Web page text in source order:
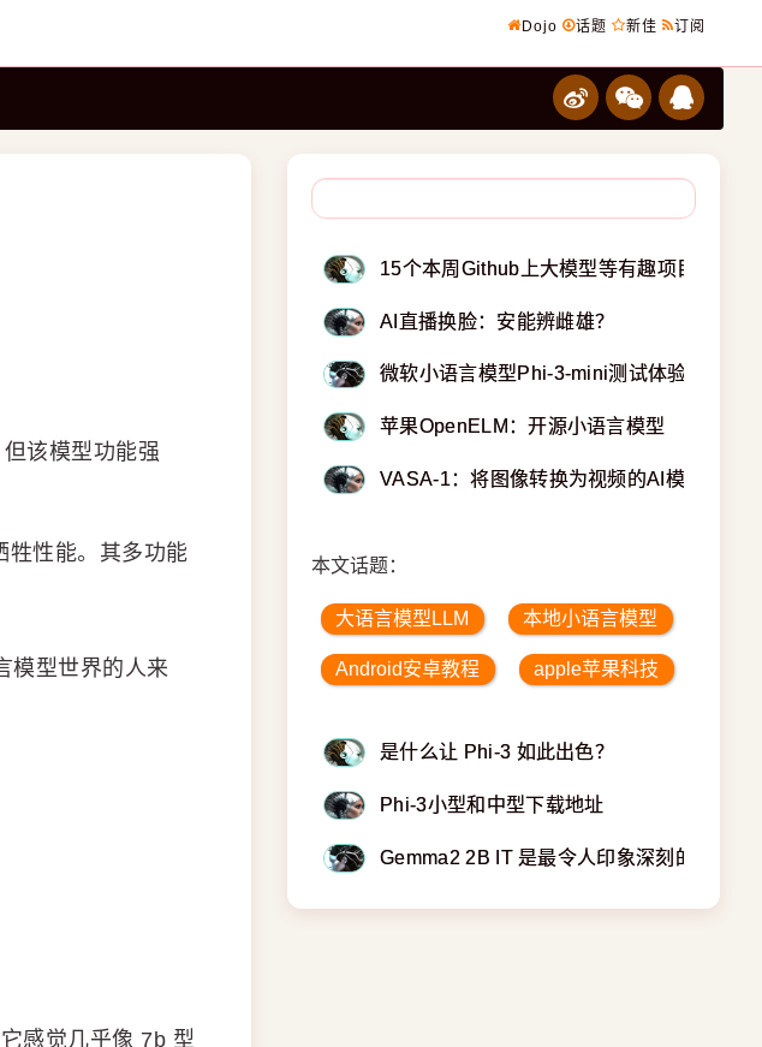
Dojo 话题 新佳 订阅
该模型功能强
牲性能。其多功能
模型世界的人来
感觉几乎像 7b 型
15个本周Github上大模型等有趣项目
AI直播换脸：安能辨雌雄？
微软小语言模型Phi-3-mini测试体验
苹果OpenELM：开源小语言模型
VASA-1：将图像转换为视频的AI模型
本文话题：
大语言模型LLM 本地小语言模型
Android安卓教程 apple苹果科技
是什么让 Phi-3 如此出色？
Phi-3小型和中型下载地址
Gemma2 2B IT 是最令人印象深刻的小模型